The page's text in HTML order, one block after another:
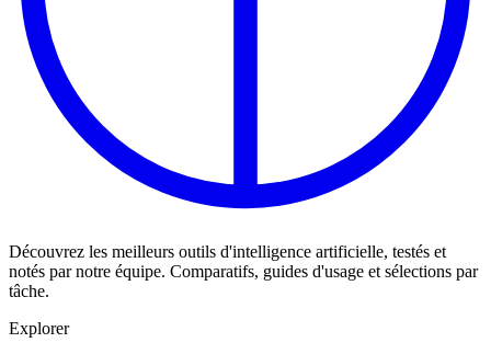
Découvrez les meilleurs outils d'intelligence artificielle, testés et
notés par notre équipe. Comparatifs, guides d'usage et sélections par
tâche.
Explorer